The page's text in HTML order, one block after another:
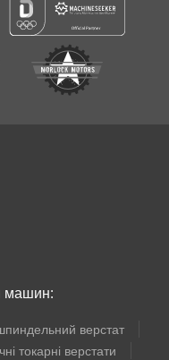
машин:
верстат
токарні верстати